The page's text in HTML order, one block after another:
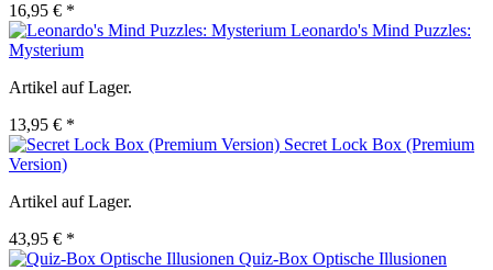
16,95 € *
Leonardo's Mind Puzzles:
Mysterium
Artikel auf Lager.
13,95 € *
Secret Lock Box (Premium
Version)
Artikel auf Lager.
43,95 € *
Quiz-Box Optische Illusionen